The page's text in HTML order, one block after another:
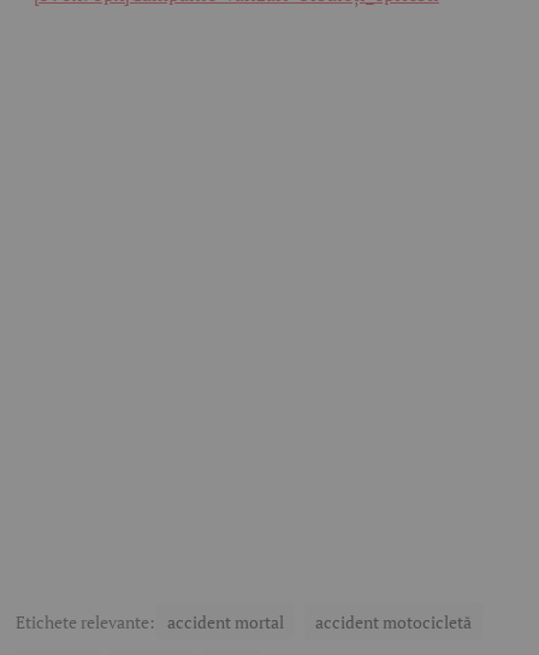
Etichete relevante: accident mortal accident motocicletă